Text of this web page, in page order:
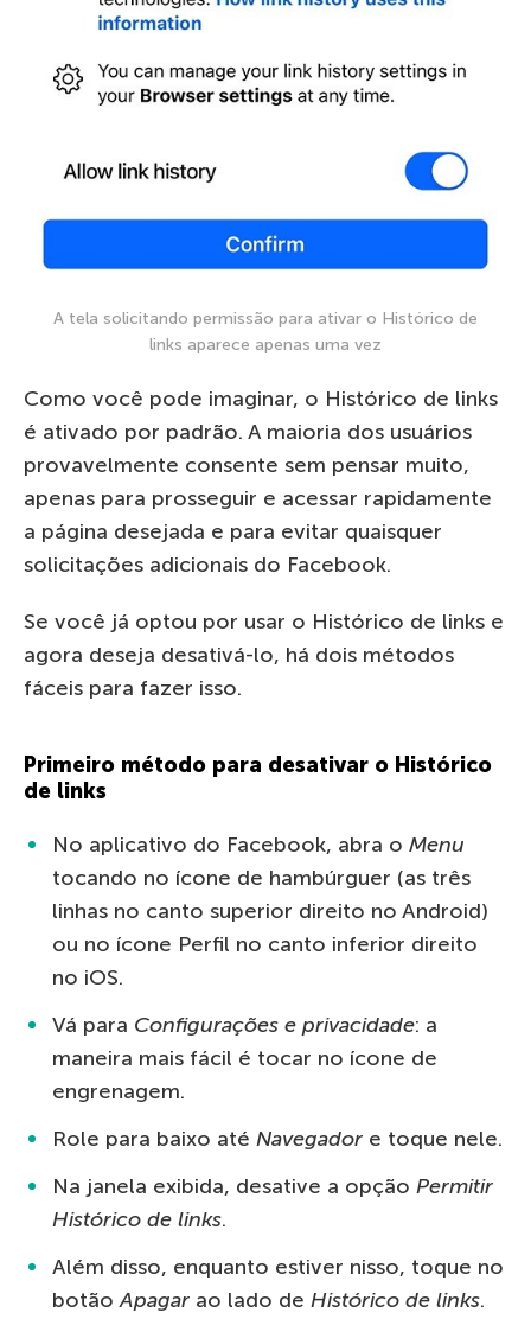
A tela solicitando permissão para ativar o Histórico de
links aparece apenas uma vez
Como você pode imaginar, o Histórico de links
é ativado por padrão. A maioria dos usuários
provavelmente consente sem pensar muito,
apenas para prosseguir e acessar rapidamente
a página desejada e para evitar quaisquer
solicitações adicionais do Facebook.
Se você já optou por usar o Histórico de links e
agora deseja desativá-lo, há dois métodos
fáceis para fazer isso.
Primeiro método para desativar o Histórico
de links
No aplicativo do Facebook, abra o Menu
tocando no ícone de hambúrguer (as três
linhas no canto superior direito no Android)
ou no ícone Perfil no canto inferior direito
no iOS.
Vá para Configurações e privacidade: a
maneira mais fácil é tocar no ícone de
engrenagem.
Role para baixo até Navegador e toque nele.
Na janela exibida, desative a opção Permitir
Histórico de links.
Além disso, enquanto estiver nisso, toque no
botãoApagar ao lado de Histórico de links.